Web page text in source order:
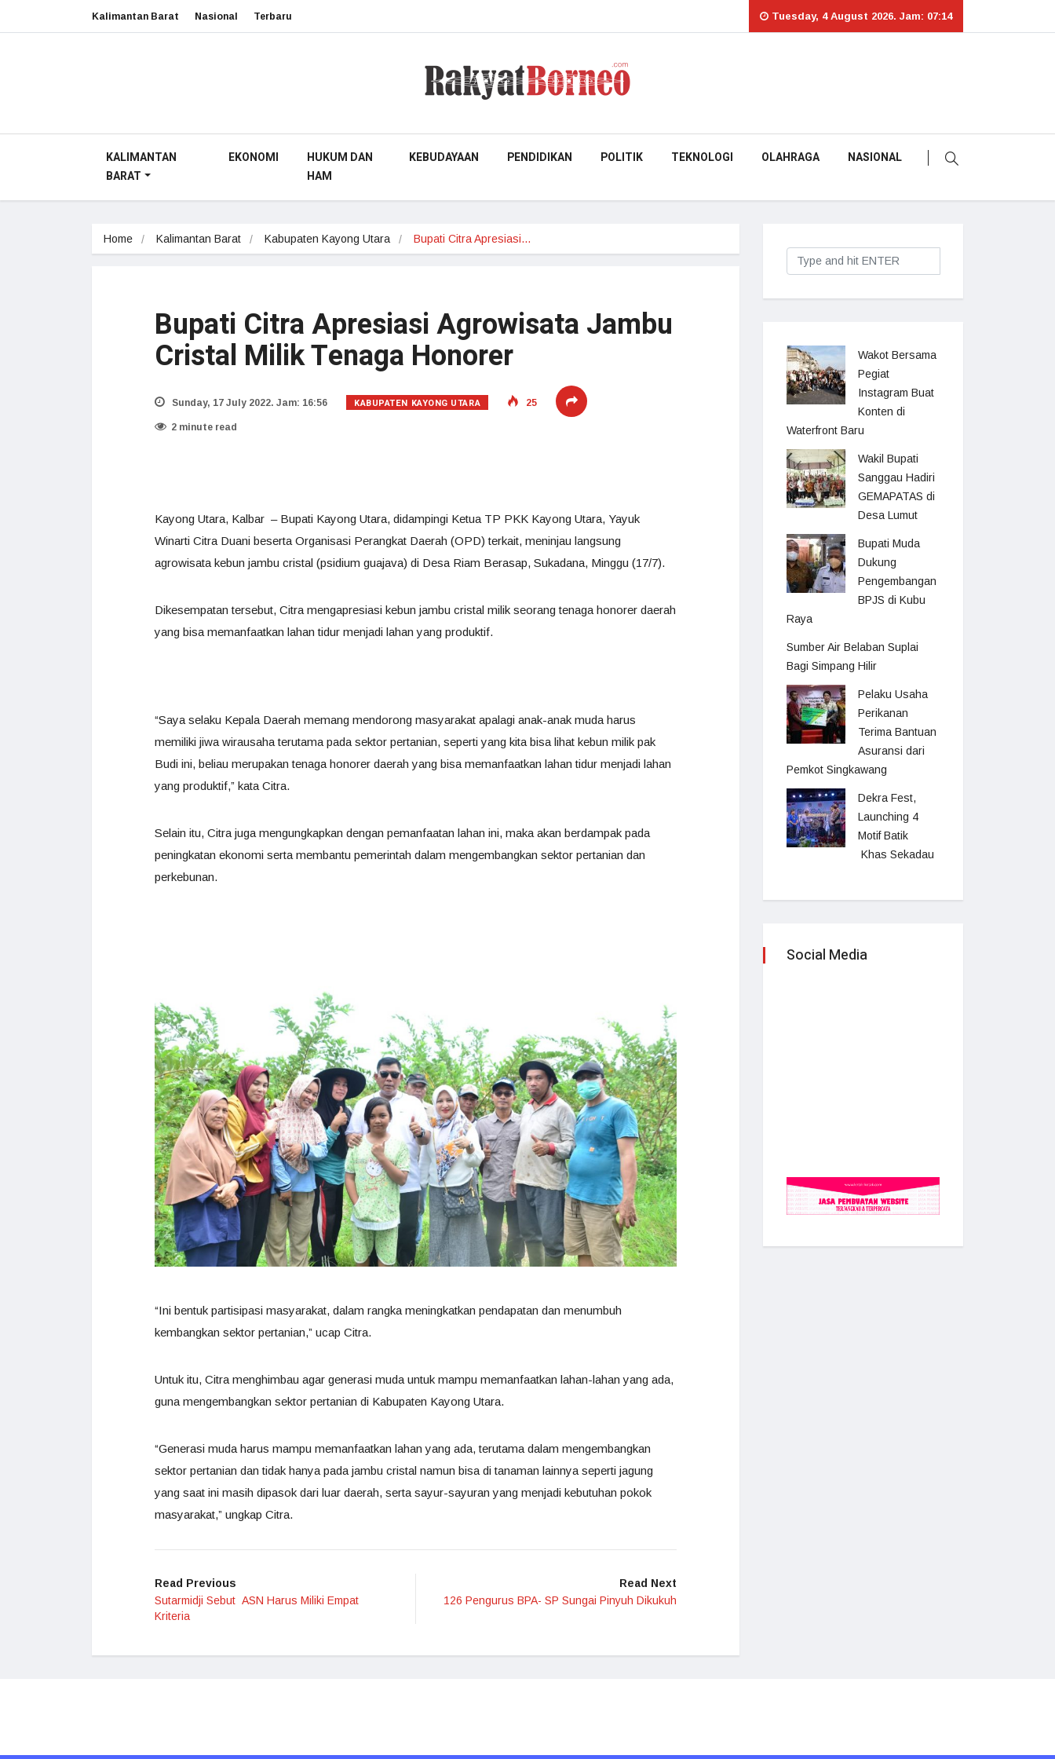
Kalimantan Barat Nasional Terbaru Tuesday, 4 August 2026. Jam: 07:14
KALIMANTAN
BARAT
EKONOMI
HUKUM DAN
HAM
KEBUDAYAAN PENDIDIKAN POLITIK TEKNOLOGI OLAHRAGA NASIONAL
Home Kalimantan Barat Kabupaten Kayong Utara Bupati Citra Apresiasi…
Bupati Citra Apresiasi Agrowisata Jambu
Cristal Milik Tenaga Honorer
Sunday, 17 July 2022. Jam: 16:56 KABUPATEN KAYONG UTARA 25
2 minute read
Kayong Utara, Kalbar – Bupati Kayong Utara, didampingi Ketua TP PKK Kayong Utara, Yayuk
Winarti Citra Duani beserta Organisasi Perangkat Daerah (OPD) terkait, meninjau langsung
agrowisata kebun jambu cristal (psidium guajava) di Desa Riam Berasap, Sukadana, Minggu (17/7).
Dikesempatan tersebut, Citra mengapresiasi kebun jambu cristal milik seorang tenaga honorer daerah
yang bisa memanfaatkan lahan tidur menjadi lahan yang produktif.
“Saya selaku Kepala Daerah memang mendorong masyarakat apalagi anak-anak muda harus
memiliki jiwa wirausaha terutama pada sektor pertanian, seperti yang kita bisa lihat kebun milik pak
Budi ini, beliau merupakan tenaga honorer daerah yang bisa memanfaatkan lahan tidur menjadi lahan
yang produktif,” kata Citra.
Selain itu, Citra juga mengungkapkan dengan pemanfaatan lahan ini, maka akan berdampak pada
peningkatan ekonomi serta membantu pemerintah dalam mengembangkan sektor pertanian dan
perkebunan.
“Ini bentuk partisipasi masyarakat, dalam rangka meningkatkan pendapatan dan menumbuh
kembangkan sektor pertanian,” ucap Citra.
Untuk itu, Citra menghimbau agar generasi muda untuk mampu memanfaatkan lahan-lahan yang ada,
guna mengembangkan sektor pertanian di Kabupaten Kayong Utara.
“Generasi muda harus mampu memanfaatkan lahan yang ada, terutama dalam mengembangkan
sektor pertanian dan tidak hanya pada jambu cristal namun bisa di tanaman lainnya seperti jagung
yang saat ini masih dipasok dari luar daerah, serta sayur-sayuran yang menjadi kebutuhan pokok
masyarakat,” ungkap Citra.
Read Previous
Sutarmidji Sebut ASN Harus Miliki Empat
Kriteria
Read Next
126 Pengurus BPA- SP Sungai Pinyuh Dikukuh
Wakot Bersama
Pegiat
Instagram Buat
Konten di
Waterfront Baru
Wakil Bupati
Sanggau Hadiri
GEMAPATAS di
Desa Lumut
Bupati Muda
Dukung
Pengembangan
BPJS di Kubu
Raya
Sumber Air Belaban Suplai
Bagi Simpang Hilir
Pelaku Usaha
Perikanan
Terima Bantuan
Asuransi dari
Pemkot Singkawang
Dekra Fest,
Launching 4
Motif Batik
Khas Sekadau
Social Media